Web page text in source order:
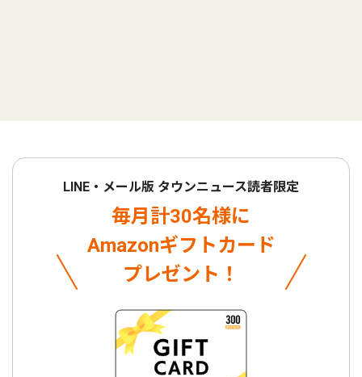
LINE・メール版 タウンニュース読者限定
毎月計30名様に
Amazonギフトカード
プレゼント！